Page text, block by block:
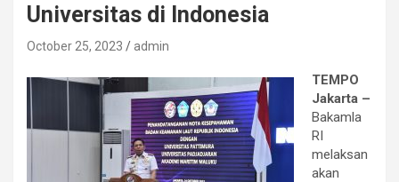
Universitas di Indonesia
October 25, 2023 admin
TEMPO
Jakarta –
Bakamla
RI
melaksan
akan